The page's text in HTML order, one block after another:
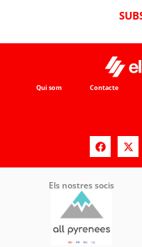
Qui som Contacte
Els nostres socis